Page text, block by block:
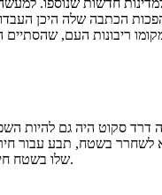
הכתבה שלה היכן
ריבונות העם, שהסתיים
דרד סקוט היה גם להיות
לשחרר בשטח, תבע עבור
שלו בשטח חינם הפר את העקרונות של פשרת מיזורי.